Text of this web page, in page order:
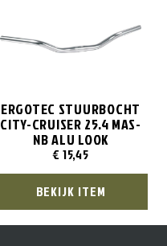
ERGOTEC STUURBOCHT
CITY-CRUISER 25.4 MAS-
NB ALU LOOK
€ 15,45
BEKIJK ITEM